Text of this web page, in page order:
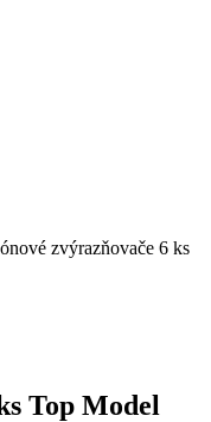
zvýrazňovače 6 ks
Top Model